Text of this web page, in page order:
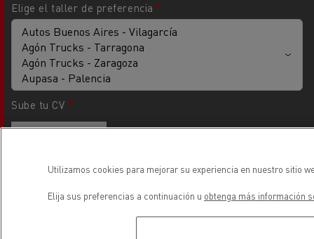
Elige el taller de preferencia
Sube tu CV
Opt in Comercial
Acepto que al enviar este formulario, Renault Trucks almacene y
Utilizamos cookies para mejorar su experiencia en nuestro sitio
Elija sus preferencias a continuación u obtenga más información